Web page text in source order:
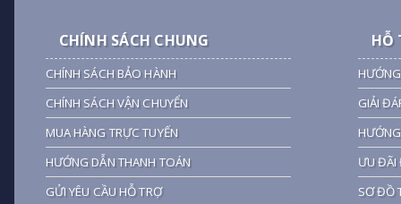
CHÍNH SÁCH CHUNG
CHÍNH SÁCH BẢO HÀNH
CHÍNH SÁCH VẬN CHUYỂN
MUA HÀNG TRỰC TUYẾN
HƯỚNG DẪN THANH TOÁN
GỬI YÊU CẦU HỖ TRỢ
HỖ
GIẢI
ƯU ĐÃI
SƠ ĐỒ